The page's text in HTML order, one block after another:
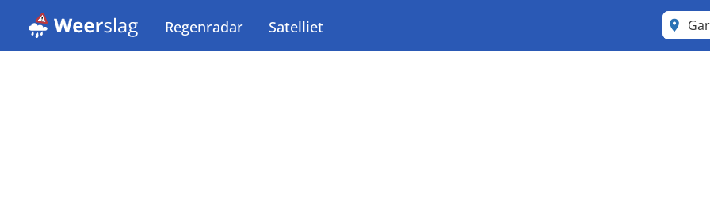
Regenradar Satelliet